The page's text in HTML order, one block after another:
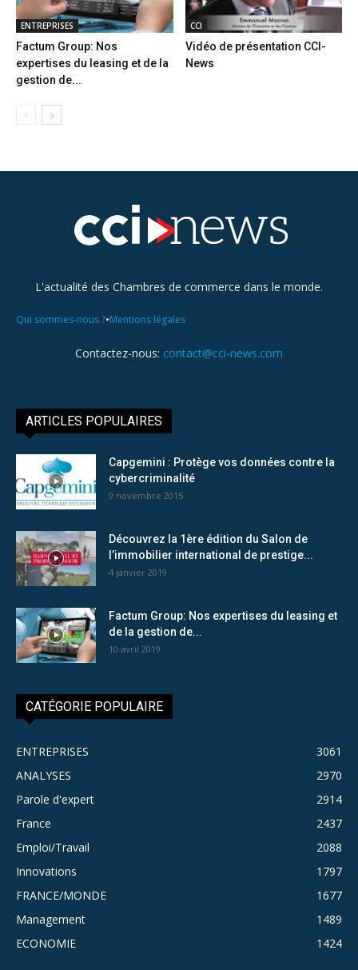
ENTREPRISES
Factum Group: Nos
expertises du leasing et de la
gestion de...
CCI
Vidéo de présentation CCI-
News
L'actualité des Chambres de commerce dans le monde.
Qui sommes-nous ?•Mentions légales
Contactez-nous: contact@cci-news.com
ARTICLES POPULAIRES
Capgemini : Protège vos données contre la
cybercriminalité
9 novembre 2015
Découvrez la 1ère édition du Salon de
l’immobilier international de prestige...
4 janvier 2019
Factum Group: Nos expertises du leasing et
de la gestion de...
10 avril 2019
CATÉGORIE POPULAIRE
ENTREPRISES
3061
ANALYSES
2970
Parole d'expert
2914
France
2437
Emploi/Travail
2088
Innovations
1797
FRANCE/MONDE
1677
Management
1489
ECONOMIE
1424